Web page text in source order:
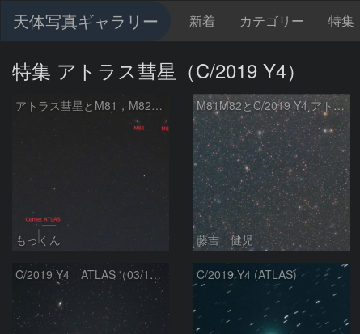
天体写真ギャラリー 新着 カテゴリー 特集
特集 アトラス彗星（C/2019 Y4）
アトラス彗星とM81，M82の接近
もっくん
M81M82とC/2019 Y4 アトラス彗星
藤吉 健児
C/2019 Y4 ATLAS（03/16） C/2019 Y4 (ATLAS)